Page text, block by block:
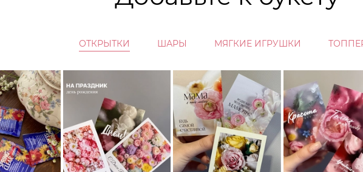
ОТКРЫТКИ ШАРЫ МЯГКИЕ ИГРУШКИ